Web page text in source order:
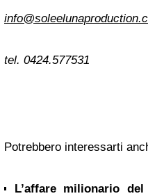
tel. 0424.577531
Potrebbero interessarti
L’affare milionario